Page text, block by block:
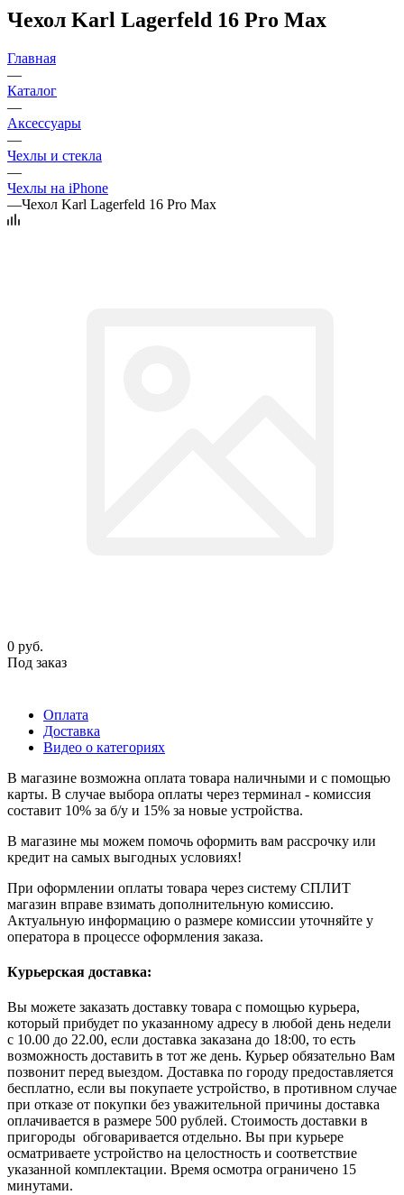
Чехол Karl Lagerfeld 16 Pro Max
Главная
—
Каталог
—
Аксессуары
—
Чехлы и стекла
—
Чехлы на iPhone
—Чехол Karl Lagerfeld 16 Pro Max
0 руб.
Под заказ
Оплата
Доставка
Видео о категориях
В магазине возможна оплата товара наличными и с помощью
карты. В случае выбора оплаты через терминал - комиссия
составит 10% за б/у и 15% за новые устройства.
В магазине мы можем помочь оформить вам рассрочку или
кредит на самых выгодных условиях!
При оформлении оплаты товара через систему СПЛИТ
магазин вправе взимать дополнительную комиссию.
Актуальную информацию о размере комиссии уточняйте у
оператора в процессе оформления заказа.
Курьерская доставка:
Вы можете заказать доставку товара с помощью курьера,
который прибудет по указанному адресу в любой день недели
с 10.00 до 22.00, если доставка заказана до 18:00, то есть
возможность доставить в тот же день. Курьер обязательно Вам
позвонит перед выездом. Доставка по городу предоставляется
бесплатно, если вы покупаете устройство, в противном случае
при отказе от покупки без уважительной причины доставка
оплачивается в размере 500 рублей. Стоимость доставки в
пригороды обговаривается отдельно. Вы при курьере
осматриваете устройство на целостность и соответствие
указанной комплектации. Время осмотра ограничено 15
минутами.